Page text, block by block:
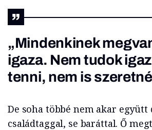
„Mindenkinek
igaza. Nem tudok
tenni, nem is
De soha többé nem akar együtt
családtaggal, se baráttal. Ő